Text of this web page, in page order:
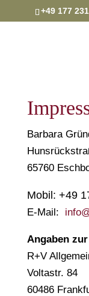
+49 177
Barbara
65760
Mobil: +49
E-Mail:
Angaben
R+V
Voltastr. 84
60486